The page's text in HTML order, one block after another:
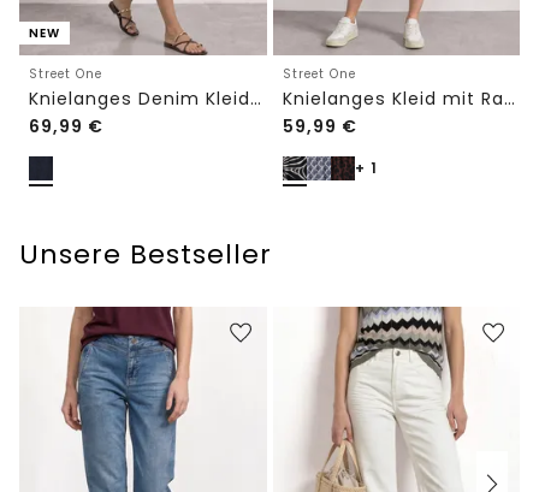
NEW
Street One
Knielanges Denim Kleid mit 3/4-Arm
69,99 €
Street One
Knielanges Kleid mit Raffung
59,99 €
+ 1
Unsere Bestseller